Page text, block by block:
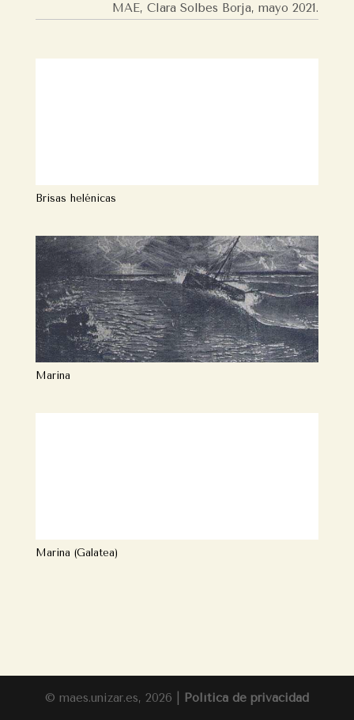
MAE, Clara Solbes Borja,mayo 2021.
Brisas helénicas
Marina
Marina (Galatea)
© maes.unizar.es, 2026 | Política de privacidad